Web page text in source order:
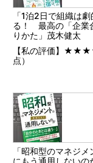
「1泊2日で組織は
る！ 最高の「企業
りかた」茂木健太
【私の評価】
点）
「昭和型のマネジメ
にもう通用しないの